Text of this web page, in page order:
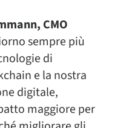
CMO
sempre più
di
e la nostra
digitale,
maggiore per